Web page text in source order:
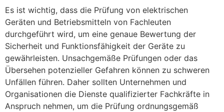
Es ist wichtig, dass die Prüfung von elektrischen
Geräten und Betriebsmitteln von Fachleuten
durchgeführt wird, um eine genaue Bewertung der
Sicherheit und Funktionsfähigkeit der Geräte zu
gewährleisten. Unsachgemäße Prüfungen oder das
Übersehen potenzieller Gefahren können zu schweren
Unfällen führen. Daher sollten Unternehmen und
Organisationen die Dienste qualifizierter Fachkräfte in
Anspruch nehmen, um die Prüfung ordnungsgemäß